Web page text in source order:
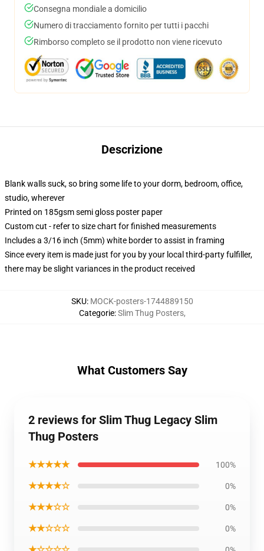
Consegna mondiale a domicilio
Numero di tracciamento fornito per tutti i pacchi
Rimborso completo se il prodotto non viene ricevuto
Descrizione
Blank walls suck, so bring some life to your dorm, bedroom, office,
studio, wherever
Printed on 185gsm semi gloss poster paper
Custom cut - refer to size chart for finished measurements
Includes a 3/16 inch (5mm) white border to assist in framing
Since every item is made just for you by your local third-party fulfiller,
there may be slight variances in the product received
SKU: MOCK-posters-1744889150
Categorie:Slim Thug Posters,
What Customers Say
2 reviews for Slim Thug Legacy Slim
Thug Posters
★★★★★ 100%
★★★★☆ 0%
★★★☆☆ 0%
★★☆☆☆ 0%